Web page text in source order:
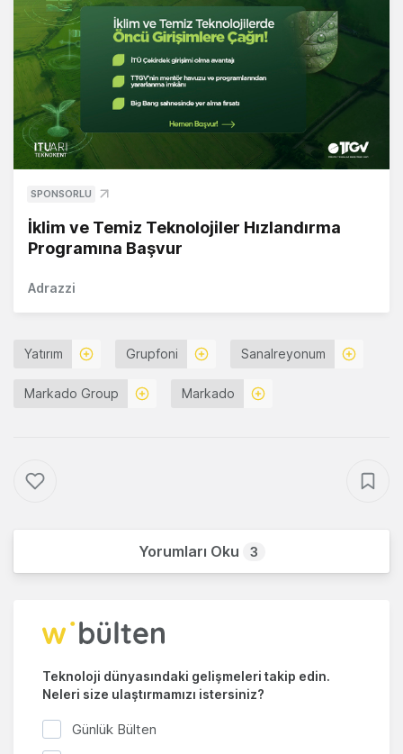
SPONSORLU
İklim ve Temiz Teknolojiler Hızlandırma
Programına Başvur
Adrazzi
Yatırım Grupfoni Sanalreyonum
Markado Group Markado
Yorumları Oku 3
Teknoloji dünyasındaki gelişmeleri takip edin.
Neleri size ulaştırmamızı istersiniz?
Günlük Bülten